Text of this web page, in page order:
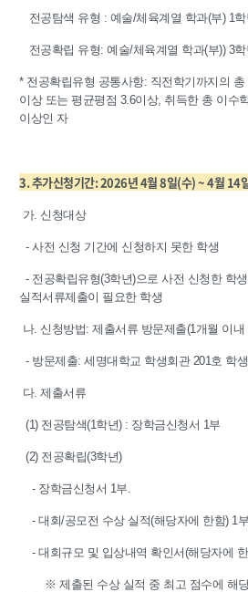
전공탐색 유형 : 예술/체육계열 학과(부) 1학
전공확립 유형: 예술/체육계열 학과(부)) 3학
* 전공확립유형 공통사항: 직전학기까지의
이상 또는 평균평점 3.6이상, 취득한 총 이수
이상인 자
3. 추가신청기간: 2026년 4월8일(수) ~ 4월 14
가. 신청대상
- 사전 신청 기간에 신청하지 못한 학생
- 전공확립유형(3학년)으로 사전 신청한 학
실적서류제출이 필요한 학생
나. 신청방법: 제출서류 방문제출(1개월 이
- 방문제출: 세명대학교 학생회관 201호 학
다. 제출서류
(1) 전공탐색(1학년) : 장학금신청서 1부
(2) 전공확립(3학년)
- 장학금신청서 1부.
- 대회/공모전 수상 실적(해당자에 한함) 1부
- 대회규모 및 입상내역 확인서(해당자에
※ 제출된 수상 실적 중 최고 점수에 해당